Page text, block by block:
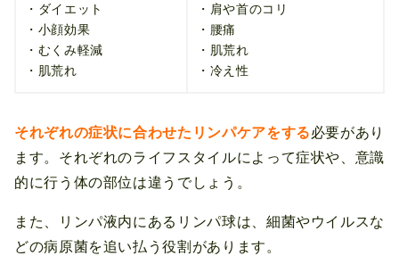
・ダイエット
・小顔効果
・むくみ軽減
・肌荒れ
・肩や首のコリ
・腰痛
・肌荒れ
・冷え性
それぞれの症状に合わせたリンパケアをする必要があり
ます。それぞれのライフスタイルによって症状や、意識
的に行う体の部位は違うでしょう。
また、リンパ液内にあるリンパ球は、細菌やウイルスな
どの病原菌を追い払う役割があります。